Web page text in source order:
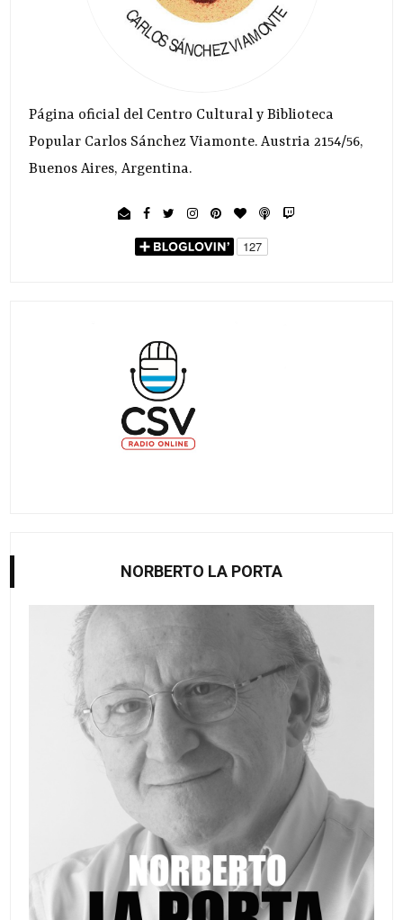
Página oficial del Centro Cultural y Biblioteca
Popular Carlos Sánchez Viamonte. Austria 2154/56,
Buenos Aires, Argentina.
NORBERTO LA PORTA